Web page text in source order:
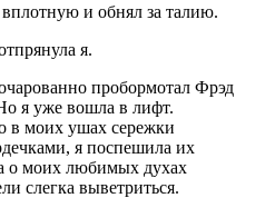
и обнял за талию.
я.
пробормотал Фрэд
я уже вошла в лифт.
в моих ушах сережки
я поспешила их
о моих любимых духах
слегка выветриться.